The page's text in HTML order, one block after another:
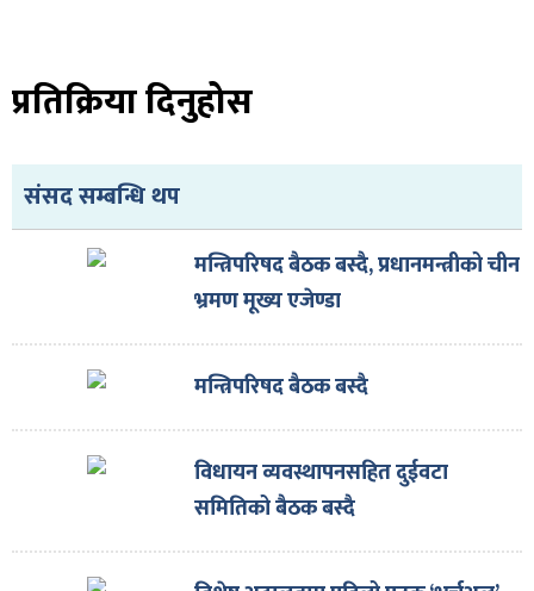
प्रतिक्रिया दिनुहोस
संसद सम्बन्धि थप
मन्त्रिपरिषद बैठक बस्दै, प्रधानमन्त्रीको चीन
भ्रमण मूख्य एजेण्डा
मन्त्रिपरिषद बैठक बस्दै
विधायन व्यवस्थापनसहित दुईवटा
समितिको बैठक बस्दै